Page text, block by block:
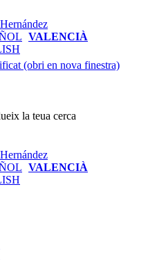
VALENCIÀ
(obri en nova finestra)
la teua cerca
VALENCIÀ